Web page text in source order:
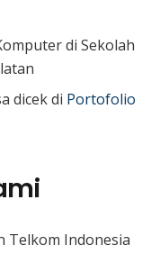
di Sekolah
dicek di Portofolio
Telkom Indonesia